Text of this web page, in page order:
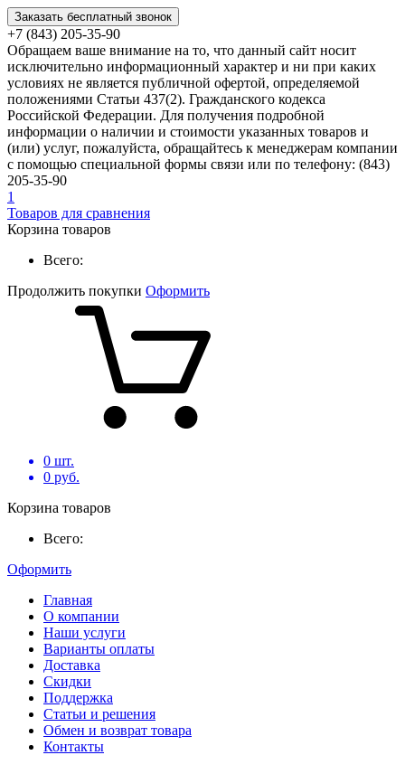
Заказать бесплатный звонок
+7 (843) 205-35-90
Обращаем ваше внимание на то, что данный сайт носит
исключительно информационный характер и ни при каких
условиях не является публичной офертой, определяемой
положениями Статьи 437(2). Гражданского кодекса
Российской Федерации. Для получения подробной
информации о наличии и стоимости указанных товаров и
(или) услуг, пожалуйста, обращайтесь к менеджерам компании
с помощью специальной формы связи или по телефону: (843)
205-35-90
1
Товаров для сравнения
Корзина товаров
Всего:
Продолжить покупки Оформить
0 шт.
0 руб.
Корзина товаров
Всего:
Оформить
Главная
О компании
Наши услуги
Варианты оплаты
Доставка
Скидки
Поддержка
Статьи и решения
Обмен и возврат товара
Контакты